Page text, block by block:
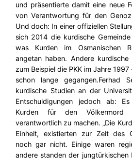
und präsentierte damit eine neue
von Verantwortung für den
Und doch: In einer offiziellen
sich 2014 die kurdische
was Kurden im Osmanischen
angetan haben. Andere
zum Beispiel die PKK im Jahre
schon lange gegangen.Ferhad
kurdische Studien an der
Entschuldigungen jedoch ab:
Kurden für den Völkermord
verantwortlich zu machen. „Die
Einheit, existierten zur Zeit des
noch gar nicht. Einige waren
andere standen der